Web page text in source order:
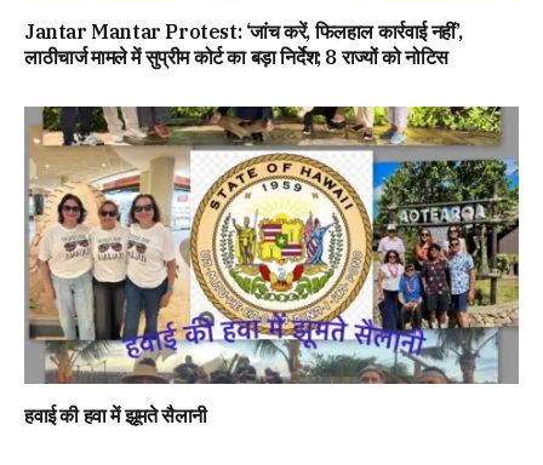
Jantar Mantar Protest: ‘जांच करें, फिलहाल कार्रवाई नहीं’,
लाठीचार्ज मामले में सुप्रीम कोर्ट का बड़ा निर्देश; 8 राज्यों को नोटिस
हवाई की हवा में झूमते सैलानी